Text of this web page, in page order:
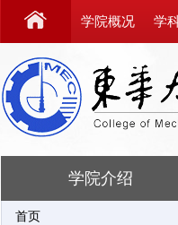
学院概况 学
学院介绍
首页